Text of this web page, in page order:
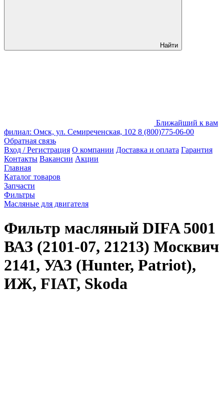
Найти
Ближайший к вам
филиал: Омск, ул. Семиреченская, 102 8 (800)775-06-00
Обратная связь
Вход / Регистрация О компании Доставка и оплата Гарантия
Контакты Вакансии Акции
Главная
Каталог товаров
Запчасти
Фильтры
Масляные для двигателя
Фильтр масляный DIFA 5001
ВАЗ (2101-07, 21213) Москвич
2141, УАЗ (Hunter, Patriot),
ИЖ, FIAT, Skoda